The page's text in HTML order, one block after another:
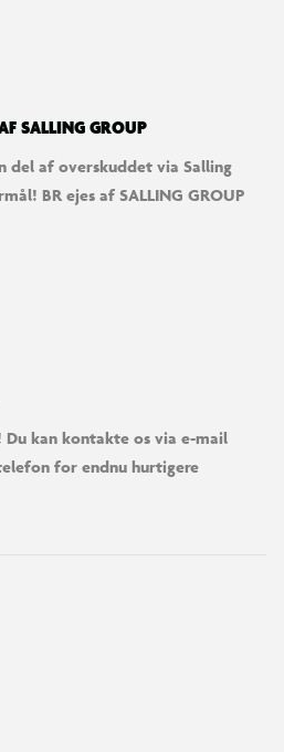
SALLING GROUP
del af overskuddet via Salling
BR ejes af SALLING GROUP
kan kontakte os via e-mail
for endnu hurtigere